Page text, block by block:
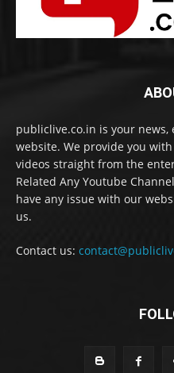
publiclive.co.in is your
website. We provide you
videos straight from the
Related Any Youtube
have any issue with our
us.
Contact us: